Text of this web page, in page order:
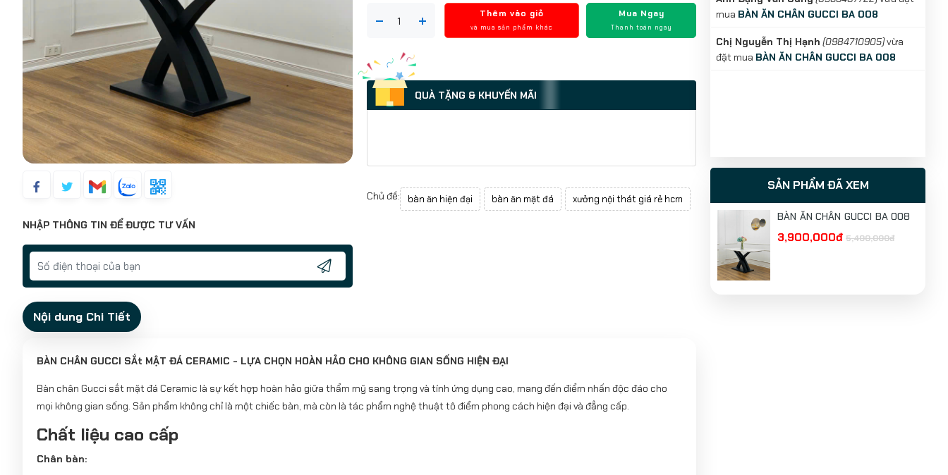
NHẬP THÔNG TIN ĐỂ ĐƯỢC TƯ VẤN
Thêm vào giỏ
và mua sản phẩm khác
Mua Ngay
Thanh toán ngay
QUÀ TẶNG & KHUYẾN MÃI
Chủ đề: bàn ăn hiện đại bàn ăn mặt đá xưởng nội thát giá rẻ hcm
Nội dung Chi Tiết
BÀN CHÂN GUCCI SẮt MẬT ĐÁ CERAMIC - LỰA CHỌN HOÀN HẢO CHO KHÔNG GIAN SỐNG HIỆN ĐẠI
Bàn chân Gucci sắt mặt đá Ceramic là sự kết hợp hoàn hảo giữa thẩm mỹ sang trọng và tính ứng dụng cao, mang đến điểm nhấn độc đáo cho
mọi không gian sống. Sản phẩm không chỉ là một chiếc bàn, mà còn là tác phẩm nghệ thuật tô điểm phong cách hiện đại và đẳng cấp.
Chất liệu cao cấp
Chân bàn:
mua BÀN ĂN CHÂN GUCCI BA 008
Chị Nguyễn Thị Hạnh (0984710905)vừa
đặt mua BÀN ĂN CHÂN GUCCI BA 008
SẢN PHẨM ĐÃ XEM
BÀN ĂN CHÂN GUCCI BA 008
3,900,000đ 5,400,000đ